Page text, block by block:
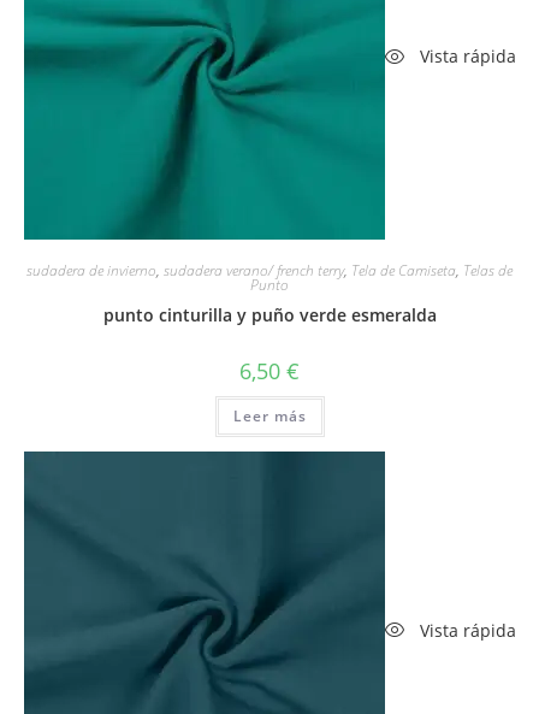
Vista rápida
sudadera de invierno, sudadera verano/ french terry, Tela de Camiseta, Telas de
Punto
punto cinturilla y puño verde esmeralda
6,50 €
Leer más
Vista rápida